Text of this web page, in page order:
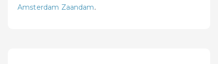
Amsterdam Zaandam.